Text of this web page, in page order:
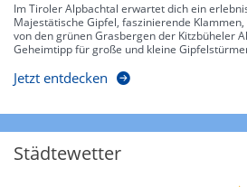
Im Tiroler Alpbachtal erwartet dich ein
Majestätische Gipfel, faszinierende
von den grünen Grasbergen der Kitzbüheler
Geheimtipp für große und kleine
Jetzt entdecken
Städtewetter